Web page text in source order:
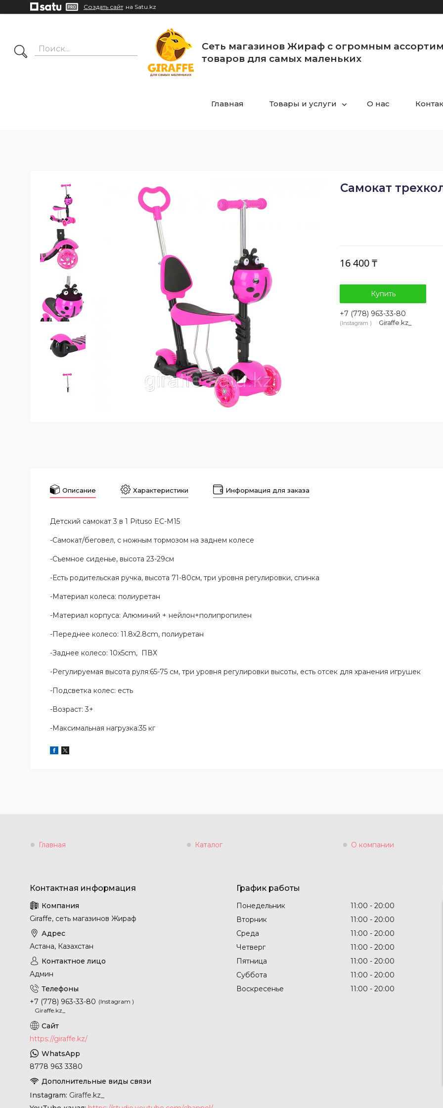
Создать сайт на Satu.kz
Сеть магазинов Жираф с огромным
товаров для самых маленьких
Главная Товары и услуги О нас
Самокат
16 400 ₸
Купить
+7 (778) 963-33-80
Instagram Giraffe.kz_
Описание Характеристики Информация для заказа
Детский самокат 3 в 1 Pituso EC-M15
-Самокат/беговел, с ножным тормозом на заднем колесе
-Съемное сиденье, высота 23-29см
-Есть родительская ручка, высота 71-80см, три уровня регулировки, спинка
-Материал колеса: полиуретан
-Материал корпуса: Алюминий + нейлон+полипропилен
-Переднее колесо: 11.8x2.8cm, полиуретан
-Заднее колесо: 10x5cm, ПВХ
-Регулируемая высота руля:65-75 см, три уровня регулировки высоты, есть отсек для хранения игрушек
-Подсветка колес: есть
-Возраст: 3+
-Максимальная нагрузка:35 кг
Главная Каталог О компании
Giraffe, сеть магазинов Жираф
Астана, Казахстан
Админ
+7 (778) 963-33-80
Instagram
Giraffe.kz_
https://giraffe.kz/
8778 963 3380
Instagram Giraffe.kz_
График работы
Понедельник 11:00
20:00
Вторник
11:00
20:00
Среда
11:00
20:00
Четверг
11:00
20:00
Пятница
11:00
20:00
Суббота
11:00
20:00
Воскресенье
11:00 20:00